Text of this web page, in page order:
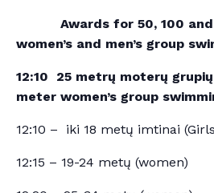
Awards for 50, 100
women’s and men’s group
12:10 25 metrų moterų
meter women’s group
12:10 – iki 18 metų imtinai
12:15 – 19-24 metų (women)